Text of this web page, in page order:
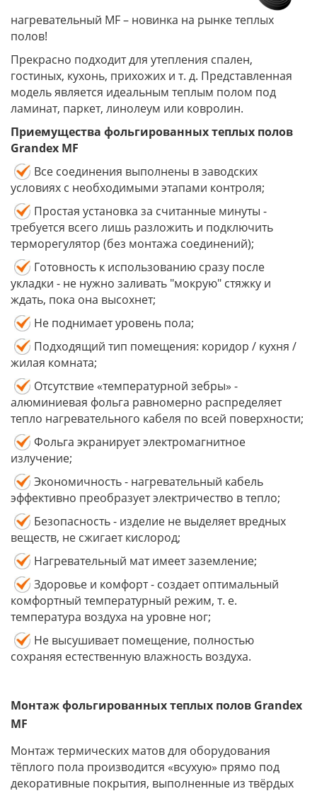
нагревательный MF – новинка на рынке теплых
полов!
Прекрасно подходит для утепления спален,
гостиных, кухонь, прихожих и т. д. Представленная
модель является идеальным теплым полом под
ламинат, паркет, линолеум или ковролин.
Приемущества фольгированных теплых полов
Grandex MF
Все соединения выполнены в заводских
условиях с необходимыми этапами контроля;
Простая установка за считанные минуты -
требуется всего лишь разложить и подключить
терморегулятор (без монтажа соединений);
Готовность к использованию сразу после
укладки - не нужно заливать "мокрую" стяжку и
ждать, пока она высохнет;
Не поднимает уровень пола;
Подходящий тип помещения: коридор / кухня /
жилая комната;
Отсутствие «температурной зебры» -
алюминиевая фольга равномерно распределяет
тепло нагревательного кабеля по всей поверхности;
Фольга экранирует электромагнитное
излучение;
Экономичность - нагревательный кабель
эффективно преобразует электричество в тепло;
Безопасность - изделие не выделяет вредных
веществ, не сжигает кислород;
Нагревательный мат имеет заземление;
Здоровье и комфорт - создает оптимальный
комфортный температурный режим, т. е.
температура воздуха на уровне ног;
Не высушивает помещение, полностью
сохраняя естественную влажность воздуха.
Монтажфольгированныхтеплых полов Grandex
MF
Монтаж термических матов для оборудования
тёплого пола производится «всухую» прямо под
декоративные покрытия, выполненные из твёрдых